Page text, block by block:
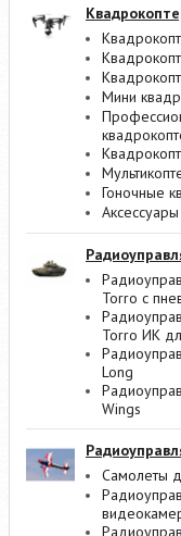
Мини
Гоночные
Torro с
Torro ИК
Long
Wings
Самолеты